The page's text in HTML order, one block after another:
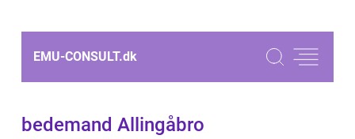
EMU-CONSULT.dk
bedemand Allingåbro